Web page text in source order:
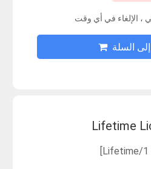
، الإلغاء في أي وقت
السلة
Lifetime
[Lifetime/1